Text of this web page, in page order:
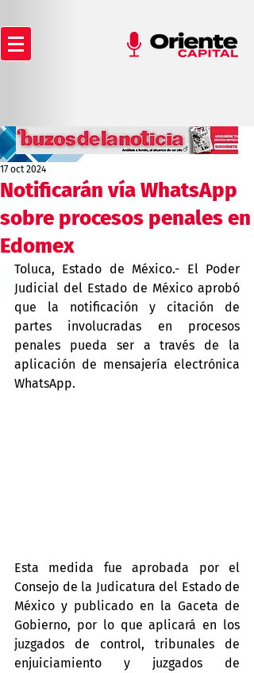
Notificarán vía WhatsApp
sobre procesos penales en
Edomex
17 oct 2024
Toluca, Estado de México.- El Poder
Judicial del Estado de México aprobó
que la notificación y citación de
partes involucradas en procesos
penales pueda ser a través de la
aplicación de mensajería electrónica
WhatsApp.
Esta medida fue aprobada por el
Consejo de la Judicatura del Estado de
México y publicado en la Gaceta de
Gobierno, por lo que aplicará en los
juzgados de control, tribunales de
enjuiciamiento y juzgados de